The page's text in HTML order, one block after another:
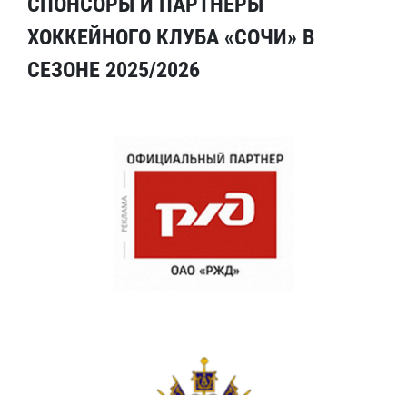
ХОККЕЙНОГО КЛУБА «СОЧИ» В
СЕЗОНЕ 2025/2026